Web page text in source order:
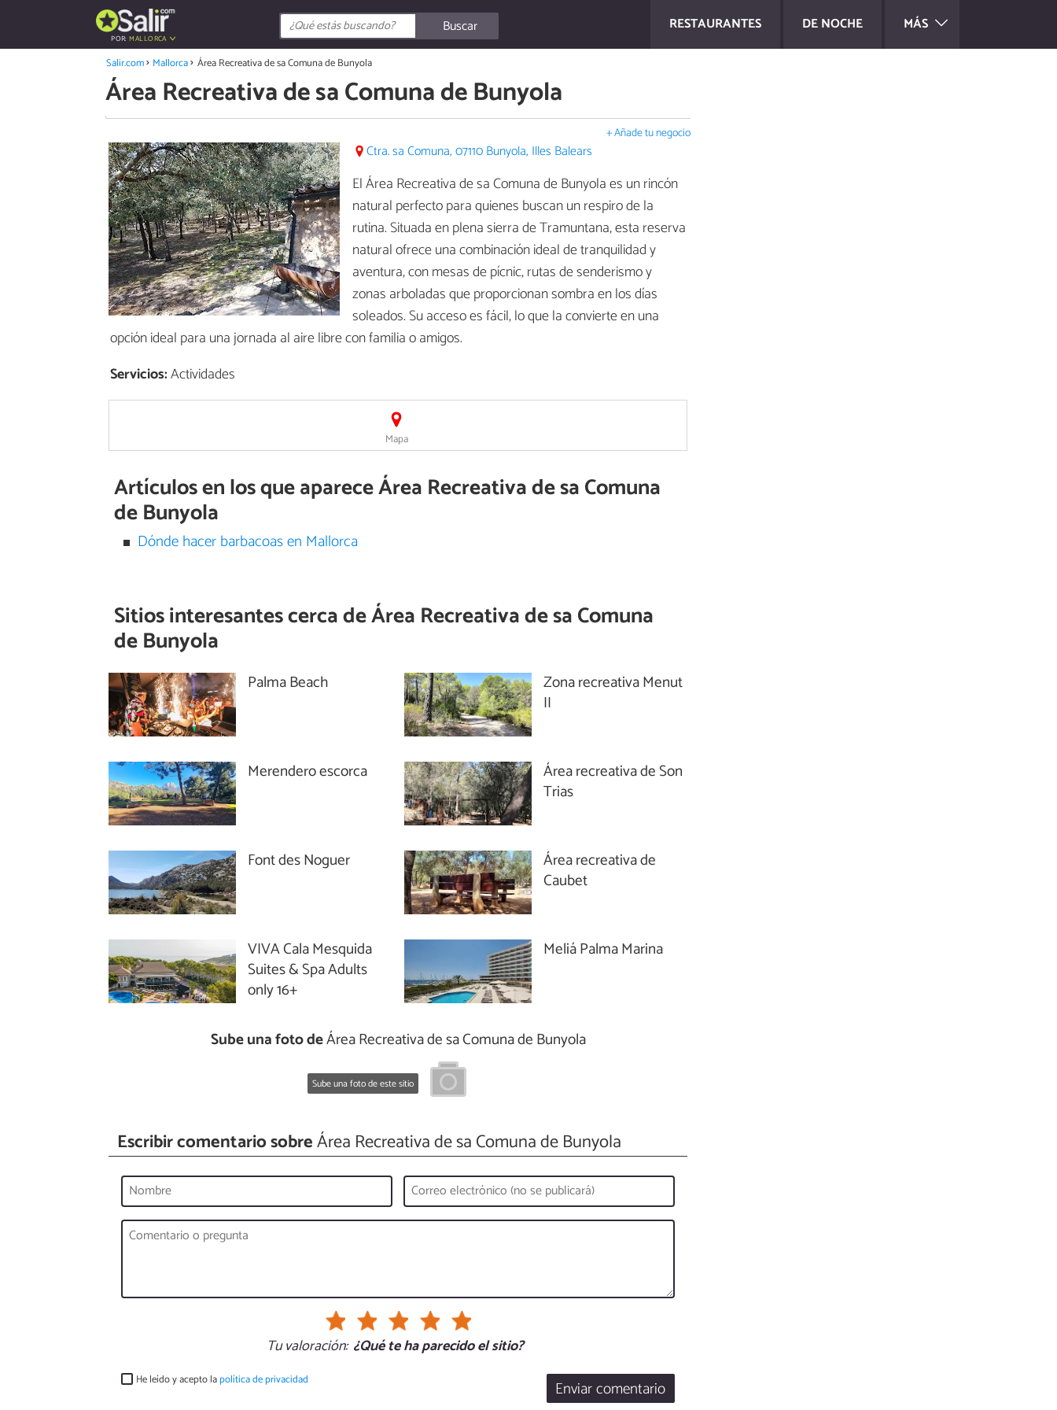
RESTAURANTES DE NOCHE MÁS
POR:MALLORCA
Buscar
Salir.com Mallorca Área Recreativa de sa Comuna de Bunyola
Área Recreativa de sa Comuna de Bunyola
+ Añade tu negocio
Ctra. sa Comuna, 07110 Bunyola, Illes Balears
El Área Recreativa de sa Comuna de Bunyola es un rincón
natural perfecto para quienes buscan un respiro de la
rutina. Situada en plena sierra de Tramuntana, esta reserva
natural ofrece una combinación ideal de tranquilidad y
aventura, con mesas de pícnic, rutas de senderismo y
zonas arboladas que proporcionan sombra en los días
soleados. Su acceso es fácil, lo que la convierte en una
opción ideal para una jornada al aire libre con familia o amigos.
Servicios:Actividades
Mapa
Artículos en los que aparece Área Recreativa de sa Comuna
de Bunyola
Dónde hacer barbacoas en Mallorca
Sitios interesantes cerca deÁrea Recreativa de sa Comuna
de Bunyola
Palma Beach
Zona recreativa Menut
II
Merendero escorca
Área recreativa de Son
Trias
Font des Noguer
Área recreativa de
Caubet
VIVA Cala Mesquida
Suites & Spa Adults
only 16+
Meliá Palma Marina
Sube una foto deÁrea Recreativa de sa Comuna de Bunyola
Sube una foto de este sitio
Escribir comentario sobreÁrea Recreativa de sa Comuna de Bunyola
Tu valoración: ¿Qué te ha parecido el sitio?
Enviar comentario
He leído y acepto lapolítica de privacidad